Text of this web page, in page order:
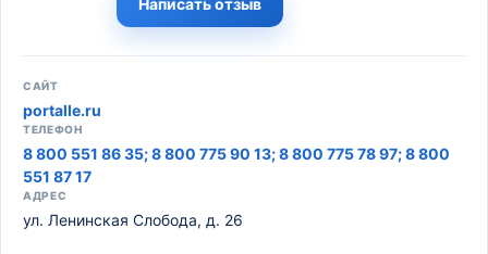
Написать отзыв
САЙТ
portalle.ru
ТЕЛЕФОН
8 800 551 86 35; 8 800 775 90 13; 8 800 775 78 97; 8 800
551 87 17
АДРЕС
ул. Ленинская Слобода, д. 26